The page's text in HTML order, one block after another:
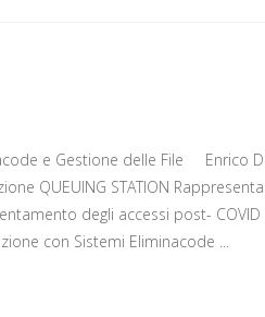
e Gestione delle File Enrico
QUEUING STATION
degli accessi post-
con Sistemi Eliminacode ...